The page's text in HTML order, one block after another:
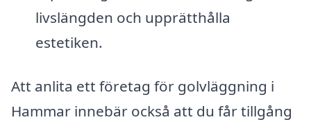
livslängden och upprätthålla
estetiken.
Att anlita ett företag för golvläggning i
Hammar innebär också att du får tillgång